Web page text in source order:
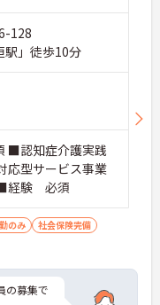
128
駅」徒歩10分
認知症介護実践
型サービス事業
経験 必須
のみ
社会保険完備
の募集で